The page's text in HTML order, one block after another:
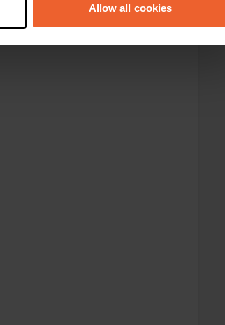
in the
and to analyse our traffic. We also share
Allow all cookies